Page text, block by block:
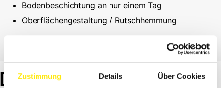
Zustimmung Details Über Cookies
Bodenbeschichtung an nur einem Tag
Oberflächengestaltung / Rutschhemmung
DAS NIMMST DU „MIT NACH